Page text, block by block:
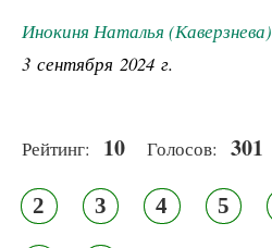
Инокиня Наталья (Каверзнева)
3 сентября 2024 г.
Рейтинг: 10 Голосов: 301
2 3 4 5